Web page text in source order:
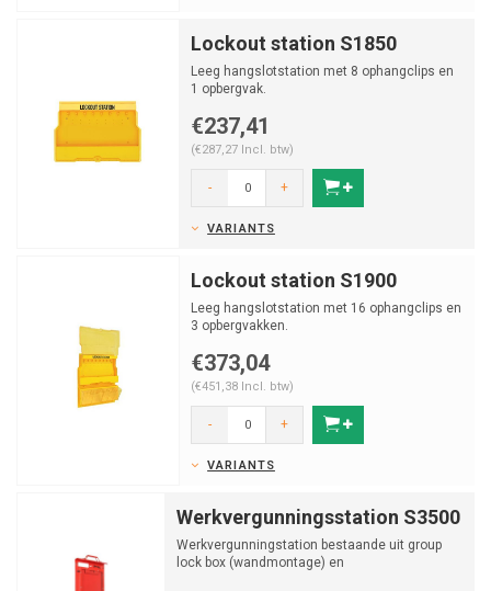
Lockout station S1850
Leeg hangslotstation met 8 ophangclips en
1 opbergvak.
€237,41
(€287,27 Incl. btw)
- +
VARIANTS
Lockout station S1900
Leeg hangslotstation met 16 ophangclips en
3 opbergvakken.
€373,04
(€451,38 Incl. btw)
- +
VARIANTS
Werkvergunningsstation S3500
Werkvergunningstation bestaande uit group
lock box (wandmontage) en